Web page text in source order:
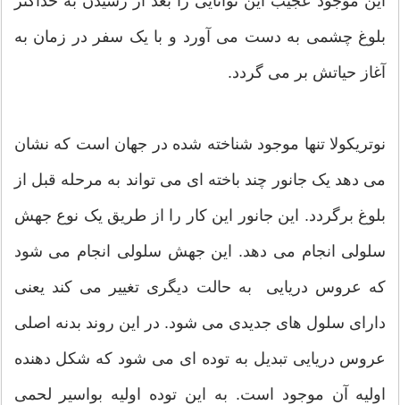
بلوغ چشمی به دست می آورد و با یک سفر در زمان به
آغاز حیاتش بر می گردد.
نوتریکولا تنها موجود شناخته شده در جهان است که نشان
می دهد یک جانور چند باخته ای می تواند به مرحله قبل از
بلوغ برگردد. این جانور این کار را از طریق یک نوع جهش
سلولی انجام می دهد. این جهش سلولی انجام می شود
که عروس دریایی به حالت دیگری تغییر می کند یعنی
دارای سلول های جدیدی می شود. در این روند بدنه اصلی
عروس دریایی تبدیل به توده ای می شود که شکل دهنده
اولیه آن موجود است. به این توده اولیه بواسیر لحمی